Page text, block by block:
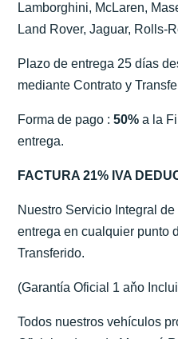
Lamborghini, McLaren,
Land Rover, Jaguar, Rolls-
Plazo de entrega 25 días
mediante Contrato y
Forma de pago :50% a la
entrega.
FACTURA 21% IVA
Nuestro Servicio Integral
entrega en cualquier punto
Transferido.
(Garantía Oficial 1 aňo
Todos nuestros vehículos